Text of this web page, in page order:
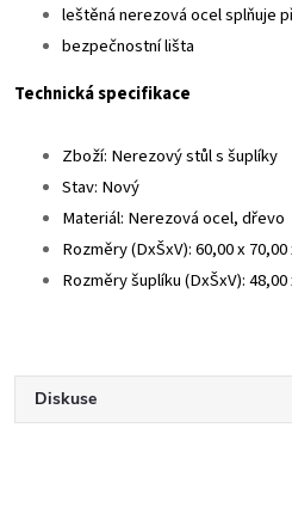
leštěná nerezová ocel splňuje
bezpečnostní lišta
Technická specifikace
Zboží: Nerezový stůl s šuplíky
Stav: Nový
Materiál: Nerezová ocel, dřevo
Rozměry (DxŠxV): 60,00 x 70,00
Rozměry šuplíku (DxŠxV): 48,00
Diskuse